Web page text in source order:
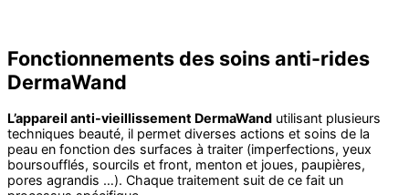
Fonctionnements des soins anti-rides
DermaWand
L’appareil anti-vieillissement DermaWand utilisant plusieurs
techniques beauté, il permet diverses actions et soins de la
peau en fonction des surfaces à traiter (imperfections, yeux
boursoufflés, sourcils et front, menton et joues, paupières,
pores agrandis …). Chaque traitement suit de ce fait un